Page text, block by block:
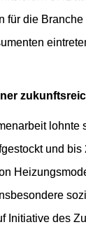
für die
lohnte
und
Initiative des